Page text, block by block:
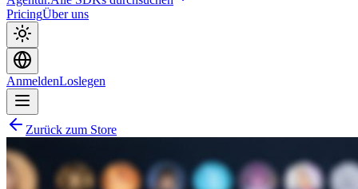
PricingÜber uns
AnmeldenLoslegen
Zurück zum Store